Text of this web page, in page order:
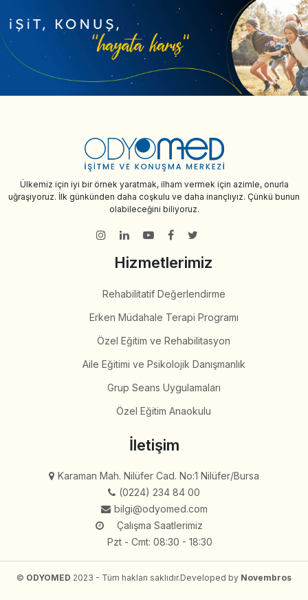
Ülkemiz için iyi bir örnek yaratmak, ilham vermek için azimle, onurla
uğraşıyoruz. İlk günkünden daha coşkulu ve daha inançlıyız. Çünkü bunun
olabileceğini biliyoruz.
Hizmetlerimiz
Rehabilitatif Değerlendirme
Erken Müdahale Terapi Programı
Özel Eğitim ve Rehabilitasyon
Aile Eğitimi ve Psikolojik Danışmanlık
Grup Seans Uygulamaları
Özel Eğitim Anaokulu
İletişim
Karaman Mah. Nilüfer Cad. No:1 Nilüfer/Bursa
(0224) 234 84 00
bilgi@odyomed.com
Çalışma Saatlerimiz
Pzt - Cmt: 08:30 - 18:30
© ODYOMED 2023 - Tüm hakları saklıdır.Developed by Novembros